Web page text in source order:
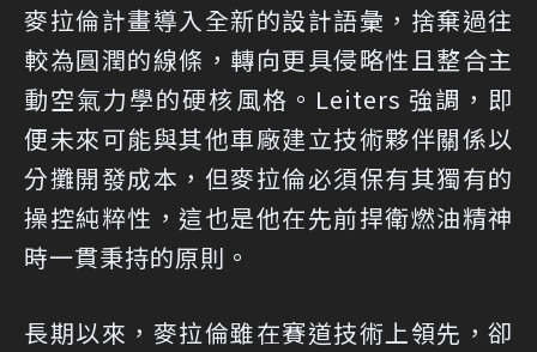
麥拉倫計畫導入全新的設計語彙，捨棄過往
較為圓潤的線條，轉向更具侵略性且整合主
動空氣力學的硬核風格。Leiters 強調，即
便未來可能與其他車廠建立技術夥伴關係以
分攤開發成本，但麥拉倫必須保有其獨有的
操控純粹性，這也是他在先前捍衛燃油精神
時一貫秉持的原則。
長期以來，麥拉倫雖在賽道技術上領先，卻